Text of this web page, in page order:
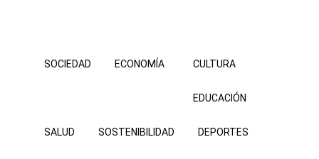
SOCIEDAD ECONOMÍA CULTURA
EDUCACIÓN
SALUD SOSTENIBILIDAD DEPORTES